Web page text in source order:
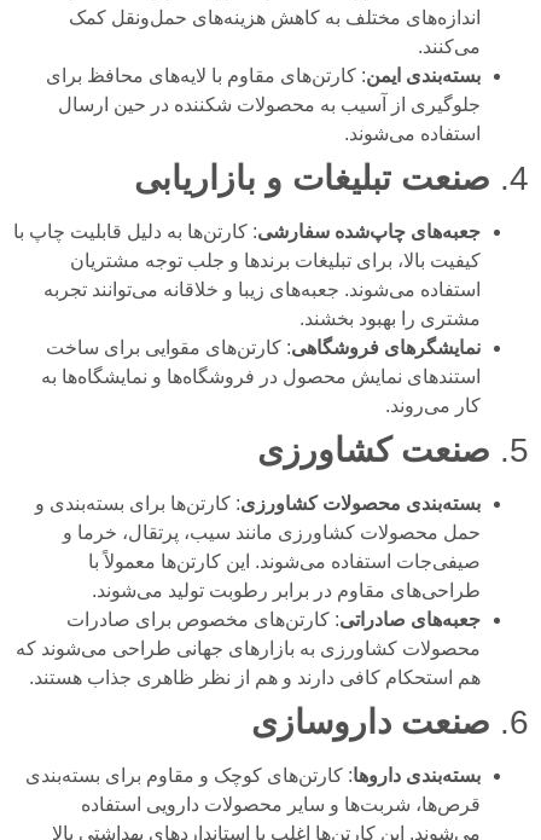
اندازه‌های مختلف به کاهش هزینه‌های حمل‌ونقل کمک
می‌کنند.
بسته‌بندی ایمن: کارتن‌های مقاوم با لایه‌های محافظ برای
جلوگیری از آسیب به محصولات شکننده در حین ارسال
استفاده می‌شوند.
4. صنعت تبلیغات و بازاریابی
جعبه‌های چاپ‌شده سفارشی: کارتن‌ها به دلیل قابلیت چاپ با
کیفیت بالا، برای تبلیغات برندها و جلب توجه مشتریان
استفاده می‌شوند. جعبه‌های زیبا و خلاقانه می‌توانند تجربه
مشتری را بهبود بخشند.
نمایشگرهای فروشگاهی: کارتن‌های مقوایی برای ساخت
استندهای نمایش محصول در فروشگاه‌ها و نمایشگاه‌ها به
کار می‌روند.
5. صنعت کشاورزی
بسته‌بندی محصولات کشاورزی: کارتن‌ها برای بسته‌بندی و
حمل محصولات کشاورزی مانند سیب، پرتقال، خرما و
صیفی‌جات استفاده می‌شوند. این کارتن‌ها معمولاً با
طراحی‌های مقاوم در برابر رطوبت تولید می‌شوند.
جعبه‌های صادراتی: کارتن‌های مخصوص برای صادرات
محصولات کشاورزی به بازارهای جهانی طراحی می‌شوند که
هم استحکام کافی دارند و هم از نظر ظاهری جذاب هستند.
6. صنعت داروسازی
بسته‌بندی داروها: کارتن‌های کوچک و مقاوم برای بسته‌بندی
قرص‌ها، شربت‌ها و سایر محصولات دارویی استفاده
می‌شوند. این کارتن‌ها اغلب با استانداردهای بهداشتی بالا